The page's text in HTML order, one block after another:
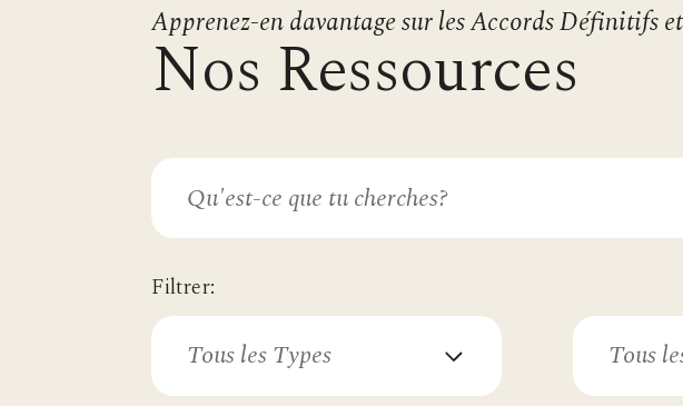
Apprenez-en davantage sur les Accords Définitifs
Nos Ressources
Filtrer:
Tous les Types Tous